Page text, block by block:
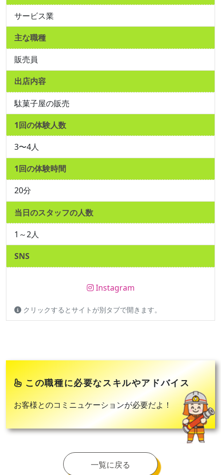
サービス業
主な職種
販売員
出店内容
駄菓子屋の販売
1回の体験人数
3〜4人
1回の体験時間
20分
当日のスタッフの人数
1～2人
SNS
Instagram
クリックするとサイトが別タブで開きます。
この職種に必要なスキルやアドバイス
お客様とのコミニュケーションが必要だよ！
一覧に戻る